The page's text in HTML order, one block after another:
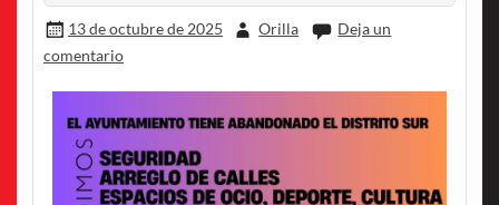
13 de octubre de 2025 Orilla
Deja un
comentario